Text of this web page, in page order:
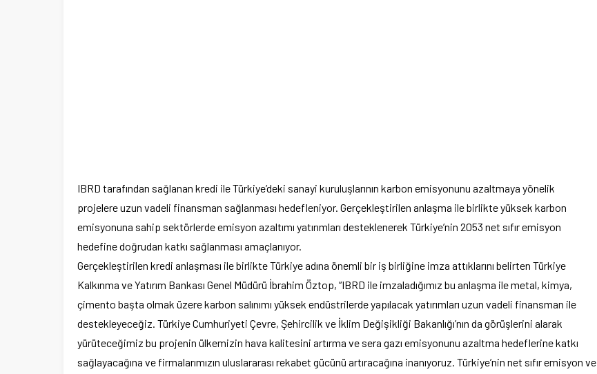
IBRD tarafından sağlanan kredi ile Türkiye’deki sanayi kuruluşlarının karbon emisyonunu azaltmaya yönelik
projelere uzun vadeli finansman sağlanması hedefleniyor. Gerçekleştirilen anlaşma ile birlikte yüksek karbon
emisyonuna sahip sektörlerde emisyon azaltımı yatırımları desteklenerek Türkiye’nin 2053 net sıfır emisyon
hedefine doğrudan katkı sağlanması amaçlanıyor.
Gerçekleştirilen kredi anlaşması ile birlikte Türkiye adına önemli bir iş birliğine imza attıklarını belirten Türkiye
Kalkınma ve Yatırım Bankası Genel Müdürü İbrahim Öztop, “IBRD ile imzaladığımız bu anlaşma ile metal, kimya,
çimento başta olmak üzere karbon salınımı yüksek endüstrilerde yapılacak yatırımları uzun vadeli finansman ile
destekleyeceğiz. Türkiye Cumhuriyeti Çevre, Şehircilik ve İklim Değişikliği Bakanlığı’nın da görüşlerini alarak
yürüteceğimiz bu projenin ülkemizin hava kalitesini artırma ve sera gazı emisyonunu azaltma hedeflerine katkı
sağlayacağına ve firmalarımızın uluslararası rekabet gücünü artıracağına inanıyoruz. Türkiye’nin net sıfır emisyon ve